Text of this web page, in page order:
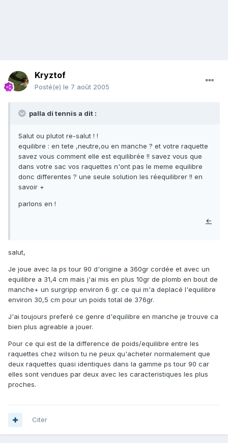
Kryztof
Posté(e) le 7 août 2005
palla di tennis a dit :
Salut ou plutot re-salut ! !
equilibre : en tete ,neutre,ou en manche ? et votre raquette
savez vous comment elle est equilibrée !! savez vous que
dans votre sac vos raquettes n'ont pas le meme equilibre
donc differentes ? une seule solution les réequilibrer !! en
savoir +
parlons en !
←
salut,
Je joue avec la ps tour 90 d'origine a 360gr cordée et avec un
equilibre a 31,4 cm mais j'ai mis en plus 10gr de plomb en bout de
manche+ un surgripp environ 6 gr. ce qui m'a deplacé l'equilibre
environ 30,5 cm pour un poids total de 376gr.
J'ai toujours preferé ce genre d'equilibre en manche je trouve ca
bien plus agreable a jouer.
Pour ce qui est de la difference de poids/equilibre entre les
raquettes chez wilson tu ne peux qu'acheter normalement que
deux raquettes quasi identiques dans la gamme ps tour 90 car
elles sont vendues par deux avec les caracteristiques les plus
proches.
Citer